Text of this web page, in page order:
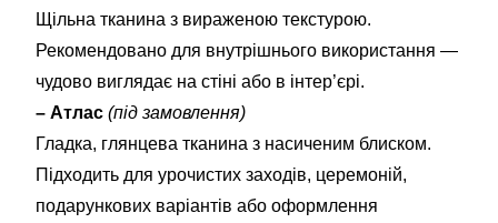
Щільна тканина з вираженою текстурою.
Рекомендовано для внутрішнього використання —
чудово виглядає на стіні або в інтер’єрі.
– Атлас (під замовлення)
Гладка, глянцева тканина з насиченим блиском.
Підходить для урочистих заходів, церемоній,
подарункових варіантів або оформлення